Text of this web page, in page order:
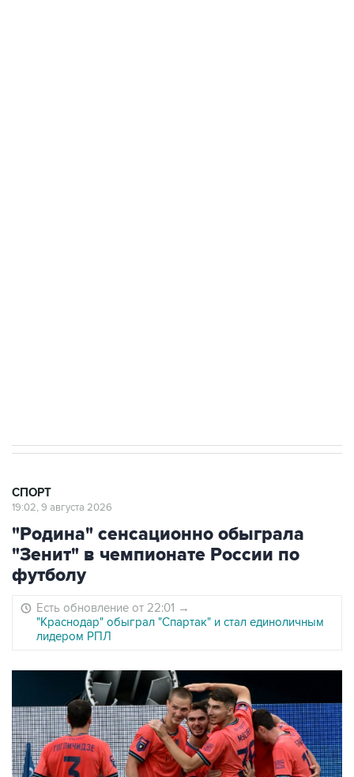
СПОРТ
19:02, 9 августа 2026
"Родина" сенсационно обыграла
"Зенит" в чемпионате России по
футболу
Есть обновление от 22:01 →
"Краснодар" обыграл "Спартак" и стал единоличным
лидером РПЛ